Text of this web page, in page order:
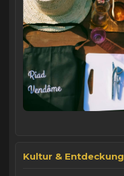
Kultur & Entdeckung